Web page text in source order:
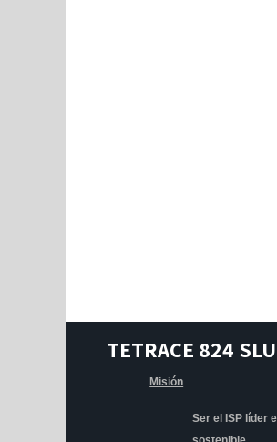
TETRACE 824 SLU
Misión
Ser el ISP líder